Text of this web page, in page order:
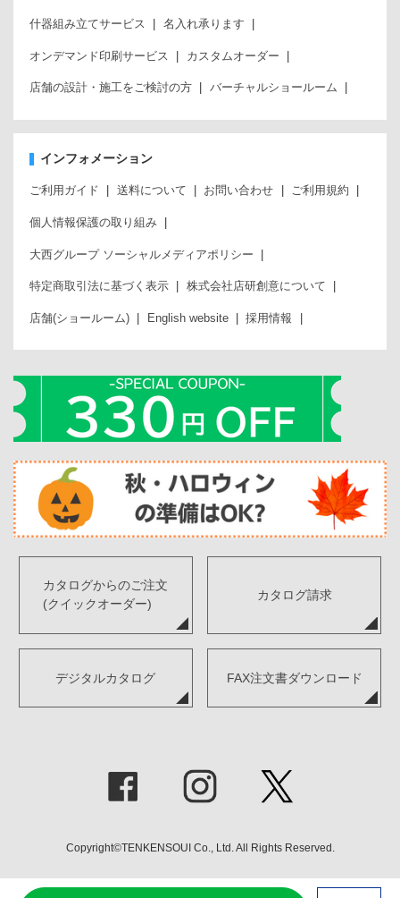
什器組み立てサービス 名入れ承ります
オンデマンド印刷サービス カスタムオーダー
店舗の設計・施工をご検討の方 バーチャルショールーム
インフォメーション
ご利用ガイド 送料について お問い合わせ ご利用規約
個人情報保護の取り組み
大西グループ ソーシャルメディアポリシー
特定商取引法に基づく表示 株式会社店研創意について
店舗(ショールーム) English website 採用情報
カタログからのご注文
(クイックオーダー)
カタログ請求
デジタルカタログ FAX注文書ダウンロード
Copyright©TENKENSOUI Co., Ltd. All Rights Reserved.